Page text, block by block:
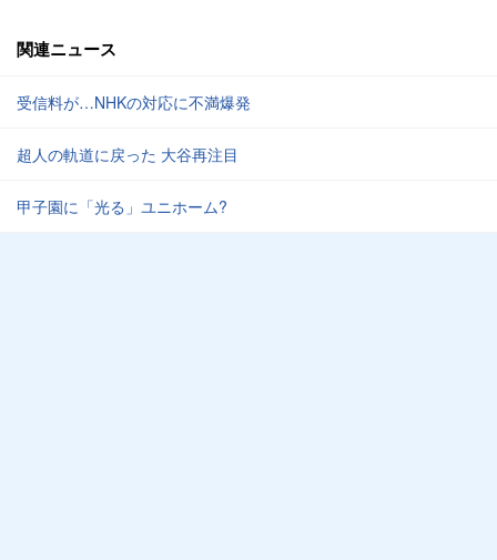
関連ニュース
受信料が…NHKの対応に不満爆発
超人の軌道に戻った 大谷再注目
甲子園に「光る」ユニホーム?